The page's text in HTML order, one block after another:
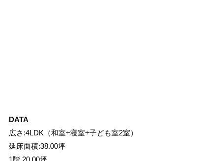
DATA
広さ:4LDK（和室+寝室+子ども室2室）
延床面積:38.00坪
1階 20.00坪